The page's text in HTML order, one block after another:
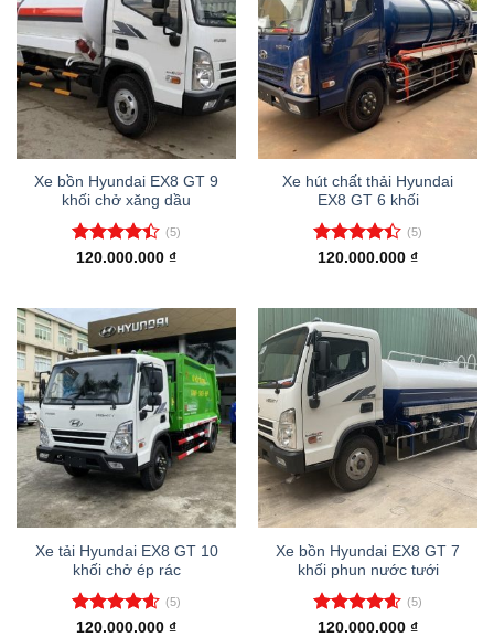
Xe bồn Hyundai EX8 GT 9
khối chở xăng dầu
Được xếp
(5)
120.000.000 ₫
Xe hút chất thải Hyundai
EX8 GT 6 khối
Được xếp
(5)
120.000.000 ₫
Xe tải Hyundai EX8 GT 10
khối chở ép rác
Được xếp
(5)
120.000.000 ₫
Xe bồn Hyundai EX8 GT 7
khối phun nước tưới
Được xếp
(5)
120.000.000 ₫